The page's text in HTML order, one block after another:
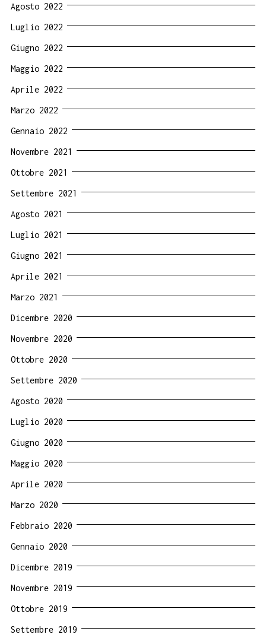
Agosto 2022
Luglio 2022
Giugno 2022
Maggio 2022
Aprile 2022
Marzo 2022
Gennaio 2022
Novembre 2021
Ottobre 2021
Settembre 2021
Agosto 2021
Luglio 2021
Giugno 2021
Aprile 2021
Marzo 2021
Dicembre 2020
Novembre 2020
Ottobre 2020
Settembre 2020
Agosto 2020
Luglio 2020
Giugno 2020
Maggio 2020
Aprile 2020
Marzo 2020
Febbraio 2020
Gennaio 2020
Dicembre 2019
Novembre 2019
Ottobre 2019
Settembre 2019